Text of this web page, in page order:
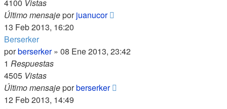
4100 Vistas
Último mensajeporjuanucor
13 Feb 2013, 16:20
Berserker
porberserker» 08 Ene 2013, 23:42
1 Respuestas
4505 Vistas
Último mensajeporberserker
12 Feb 2013, 14:49